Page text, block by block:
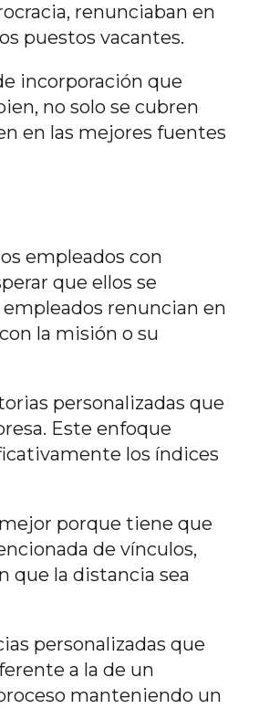
renunciaban en
puestos vacantes.
incorporación que
no solo se cubren
en las mejores fuentes
empleados con
que ellos se
empleados renuncian en
la misión o su
personalizadas que
Este enfoque
los índices
porque tiene que
de vínculos,
que la distancia sea
personalizadas que
a la de un
manteniendo un